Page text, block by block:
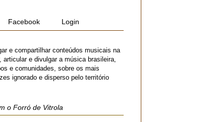
Facebook Login
e compartilhar conteúdos musicais na
e divulgar a música brasileira,
e comunidades, sobre os mais
ignorado e disperso pelo território
o Forró de Vitrola